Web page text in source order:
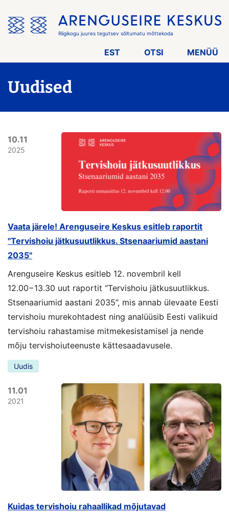
menüü
vahele
Riigikogu juures tegutsev sõltumatu mõttekoda
EST OTSI MENÜÜ
Uudised
10.11
2025
Vaata järele! Arenguseire Keskus esitleb raportit
"Tervishoiu jätkusuutlikkus. Stsenaariumid aastani
2035"
Arenguseire Keskus esitleb 12. novembril kell
12.00−13.30 uut raportit “Tervishoiu jätkusuutlikkus.
Stsenaariumid aastani 2035”, mis annab ülevaate Eesti
tervishoiu murekohtadest ning analüüsib Eesti valikuid
tervishoiu rahastamise mitmekesistamisel ja nende
mõju tervishoiuteenuste kättesaadavusele.
Uudis
11.01
2021
Kuidas tervishoiu rahaallikad mõjutavad